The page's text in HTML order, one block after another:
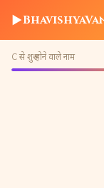
▶
C से शुरू होने वाले नाम